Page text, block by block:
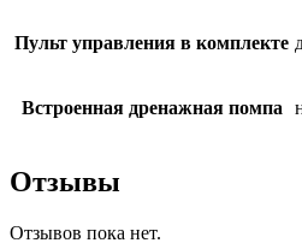
Пульт управления в комплекте
Встроенная дренажная помпа
Отзывы
Отзывов пока нет.